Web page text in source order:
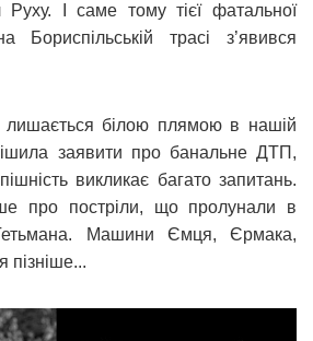
Руху. І саме тому тієї фатальної
Бориспільській трасі з’явився
лишається білою плямою в нашій
заявити про банальне ДТП,
викликає багато запитань.
про постріли, що пролунали в
Машини Ємця, Єрмака,
пізніше...